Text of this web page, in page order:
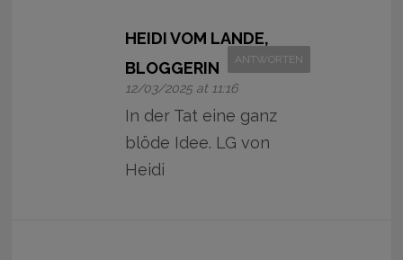
HEIDI VOM LANDE,
BLOGGERIN
12/03/2025 at 11:16
ANTWORTEN
In der Tat eine ganz
blöde Idee. LG von
Heidi